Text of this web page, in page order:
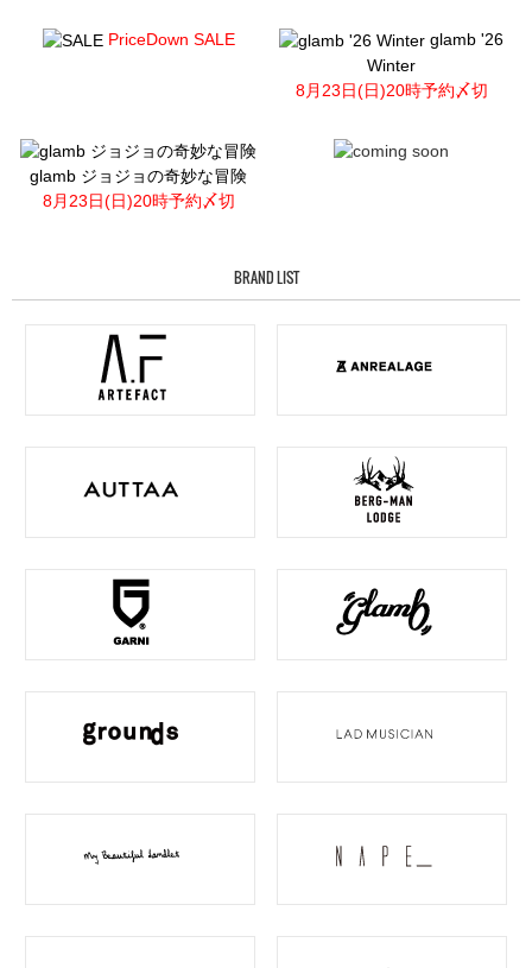
PriceDown SALE
glamb '26
Winter
8月23日(日)20時予約〆切
glamb ジョジョの奇妙な冒険
8月23日(日)20時予約〆切
BRAND LIST